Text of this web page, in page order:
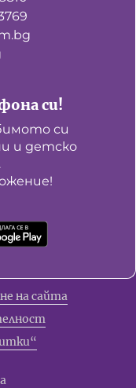
си!
си
и детско
на сайта